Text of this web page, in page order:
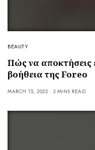
BEAUTY
Πώς να αποκτήσεις
βοήθεια της Foreo
MARCH 15, 2022 3 MINS READ